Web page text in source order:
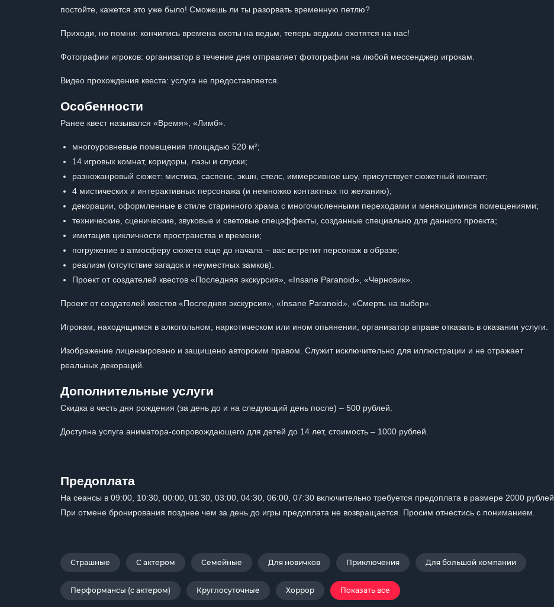
постойте, кажется это уже было! Сможешь ли ты разорвать временную петлю?
Приходи, но помни: кончились времена охоты на ведьм, теперь ведьмы охотятся на нас!
Фотографии игроков: организатор в течение дня отправляет фотографии на любой мессенджер игрокам.
Видео прохождения квеста: услуга не предоставляется.
Особенности
Ранее квест назывался «Время», «Лимб».
многоуровневые помещения площадью 520 м²;
14 игровых комнат, коридоры, лазы и спуски;
разножанровый сюжет: мистика, саспенс, экшн, стелс, иммерсивное шоу, присутствует сюжетный контакт;
4 мистических и интерактивных персонажа (и немножко контактных по желанию);
декорации, оформленные в стиле старинного храма с многочисленными переходами и меняющимися помещениями;
технические, сценические, звуковые и световые спецэффекты, созданные специально для данного проекта;
имитация цикличности пространства и времени;
погружение в атмосферу сюжета еще до начала – вас встретит персонаж в образе;
реализм (отсутствие загадок и неуместных замков).
Проект от создателей квестов «Последняя экскурсия», «Insane Paranoid», «Черновик».
Проект от создателей квестов «Последняя экскурсия», «Insane Paranoid», «Смерть на выбор».
Игрокам, находящимся в алкогольном, наркотическом или ином опьянении, организатор вправе отказать в оказании услуги.
Изображение лицензировано и защищено авторским правом. Служит исключительно для иллюстрации и не отражает
реальных декораций.
Дополнительные услуги
Скидка в честь дня рождения (за день до и на следующий день после) – 500 рублей.
Доступна услуга аниматора-сопровождающего для детей до 14 лет, стоимость – 1000 рублей.
Предоплата
На сеансы в 09:00, 10:30, 00:00, 01:30, 03:00, 04:30, 06:00, 07:30 включительно требуется предоплата в размере 2000 рублей.
При отмене бронирования позднее чем за день до игры предоплата не возвращается. Просим отнестись с пониманием.
Страшные С актером Семейные Для новичков Приключения Для большой компании
Перформансы (с актером) Круглосуточные Хоррор Показать все